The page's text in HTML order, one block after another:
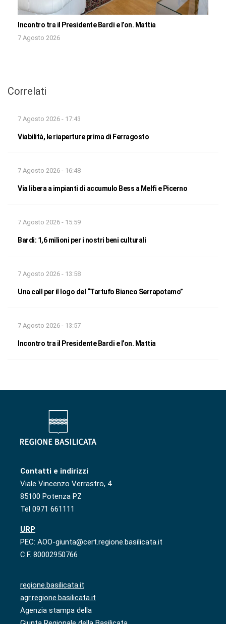
Incontro tra il Presidente Bardi e l’on. Mattia
7 Agosto 2026
Correlati
7 Agosto 2026 - 17:43
Viabilità, le riaperture prima di Ferragosto
7 Agosto 2026 - 16:48
Via libera a impianti di accumulo Bess a Melfi e Picerno
7 Agosto 2026 - 15:59
Bardi: 1,6 milioni per i nostri beni culturali
7 Agosto 2026 - 13:58
Una call per il logo del “Tartufo Bianco Serrapotamo”
7 Agosto 2026 - 13:57
Incontro tra il Presidente Bardi e l’on. Mattia
Contatti e indirizzi
Viale Vincenzo Verrastro, 4
85100 Potenza PZ
Tel 0971 661111
URP
PEC: AOO-giunta@cert.regione.basilicata.it
C.F. 80002950766
regione.basilicata.it
agr.regione.basilicata.it
Agenzia stampa della